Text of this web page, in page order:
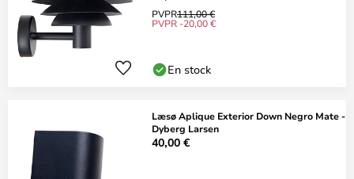
PVPR111,00 €
PVPR -20,00 €
En stock
Læsø Aplique Exterior Down Negro Mate -
Dyberg Larsen
40,00 €